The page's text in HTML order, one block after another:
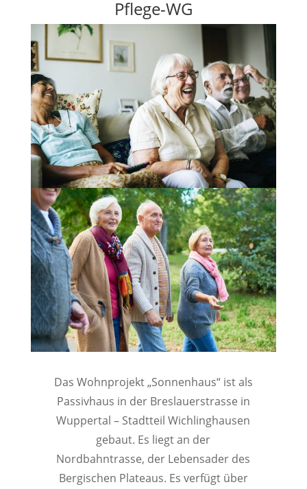
Pflege-WG
Das Wohnprojekt „Sonnenhaus“ ist als
Passivhaus in der Breslauerstrasse in
Wuppertal – Stadtteil Wichlinghausen
gebaut. Es liegt an der
Nordbahntrasse, der Lebensader des
Bergischen Plateaus. Es verfügt über